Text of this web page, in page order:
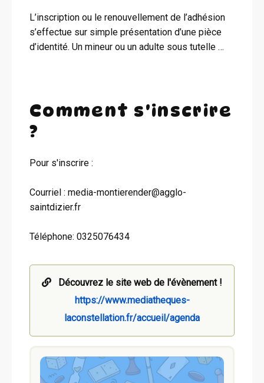
L’inscription ou le renouvellement de l’adhésion
s’effectue sur simple présentation d’une pièce
d’identité. Un mineur ou un adulte sous tutelle …
Comment s'inscrire
?
Pour s'inscrire :
Courriel : media-montierender@agglo-
saintdizier.fr
Téléphone: 0325076434
Découvrez le site web de l'évènement !
https://www.mediatheques-
laconstellation.fr/accueil/agenda